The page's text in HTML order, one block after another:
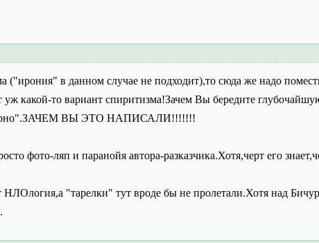
("ирония" в данном случае не подходит),то сюда же надо
какой-то вариант спиритизма!Зачем Вы бередите
ВЫ ЭТО НАПИСАЛИ!!!!!!!
фото-ляп и паранойя автора-разказчика.Хотя,черт его
"тарелки" тут вроде бы не пролетали.Хотя над